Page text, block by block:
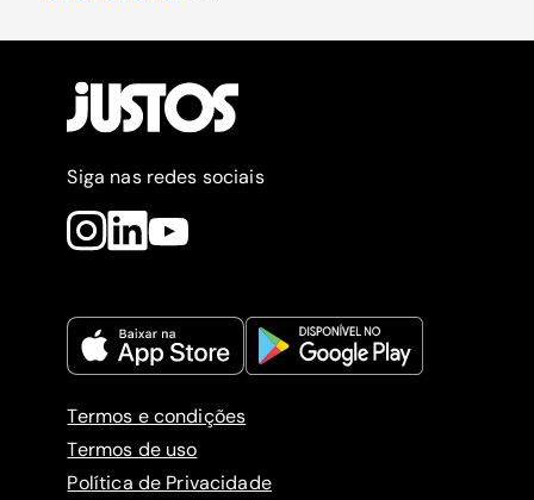
Siga nas redes sociais
Termos e condições
Termos de uso
Política de Privacidade